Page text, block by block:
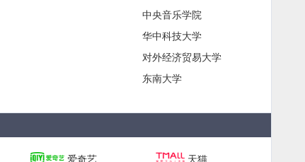
中央音乐学院
华中科技大学
对外经济贸易大学
东南大学
爱奇艺 天猫